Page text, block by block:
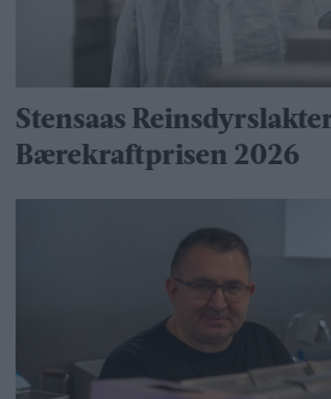
Stensaas
Bærekraftprisen 2026